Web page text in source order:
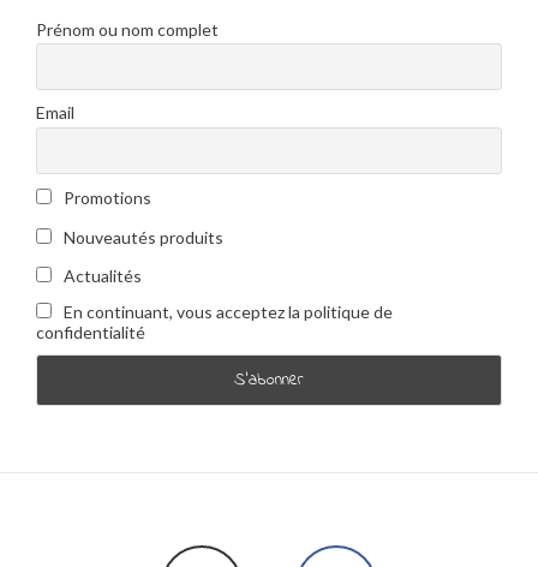
Prénom ou nom complet
Email
Promotions
Nouveautés produits
Actualités
En continuant, vous acceptez la politique de
confidentialité